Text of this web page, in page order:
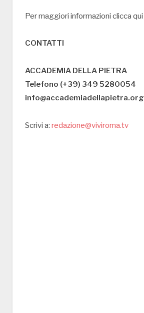
Per maggiori informazioni clicca qui
CONTATTI
ACCADEMIA DELLA PIETRA
Telefono (+39) 349 5280054
info@accademiadellapietra.org
Scrivi a: redazione@viviroma.tv